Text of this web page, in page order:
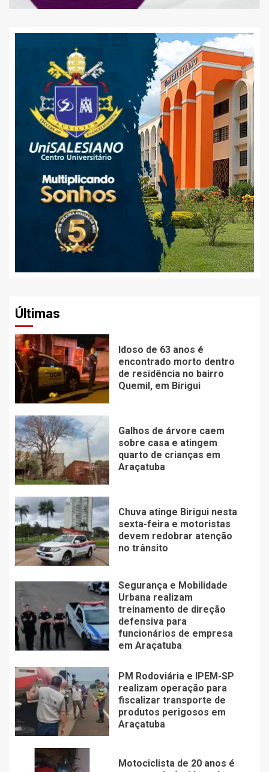
Últimas
Idoso de 63 anos é
encontrado morto dentro
de residência no bairro
Quemil, em Birigui
Galhos de árvore caem
sobre casa e atingem
quarto de crianças em
Araçatuba
Chuva atinge Birigui nesta
sexta-feira e motoristas
devem redobrar atenção
no trânsito
Segurança e Mobilidade
Urbana realizam
treinamento de direção
defensiva para
funcionários de empresa
em Araçatuba
PM Rodoviária e IPEM-SP
realizam operação para
fiscalizar transporte de
produtos perigosos em
Araçatuba
Motociclista de 20 anos é